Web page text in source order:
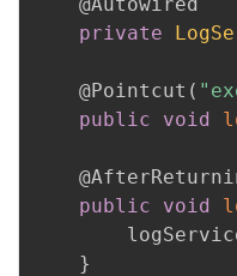
private
@Pointcut (
public
void
public
void
}